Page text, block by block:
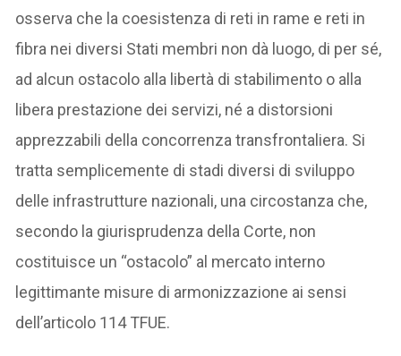
osserva che la coesistenza di reti in rame e reti in
fibra nei diversi Stati membri non dà luogo, di per sé,
ad alcun ostacolo alla libertà di stabilimento o alla
libera prestazione dei servizi, né a distorsioni
apprezzabili della concorrenza transfrontaliera. Si
tratta semplicemente di stadi diversi di sviluppo
delle infrastrutture nazionali, una circostanza che,
secondo la giurisprudenza della Corte, non
costituisce un “ostacolo” al mercato interno
legittimante misure di armonizzazione ai sensi
dell’articolo 114 TFUE.